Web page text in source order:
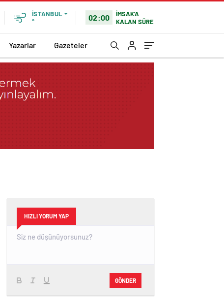
İSTANBUL
°
02:00
İMSAK'A
KALAN SÜRE
Yazarlar Gazeteler
HIZLI YORUM YAP
GÖNDER